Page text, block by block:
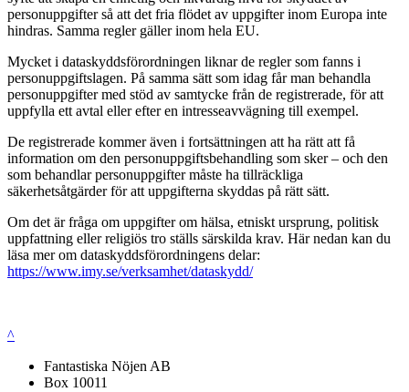
personuppgifter så att det fria flödet av uppgifter inom Europa inte
hindras. Samma regler gäller inom hela EU.
Mycket i dataskyddsförordningen liknar de regler som fanns i
personuppgiftslagen. På samma sätt som idag får man behandla
personuppgifter med stöd av samtycke från de registrerade, för att
uppfylla ett avtal eller efter en intresseavvägning till exempel.
De registrerade kommer även i fortsättningen att ha rätt att få
information om den personuppgiftsbehandling som sker – och den
som behandlar personuppgifter måste ha tillräckliga
säkerhetsåtgärder för att uppgifterna skyddas på rätt sätt.
Om det är fråga om uppgifter om hälsa, etniskt ursprung, politisk
uppfattning eller religiös tro ställs särskilda krav. Här nedan kan du
läsa mer om dataskyddsförordningens delar:
https://www.imy.se/verksamhet/dataskydd/
^
Fantastiska Nöjen AB
Box 10011